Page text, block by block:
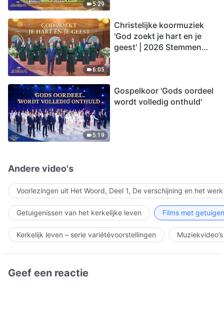
5:29
6:05
Christelijke koormuziek
'God zoekt je hart en je
geest' | 2026 Stemmen
5:19
Gospelkoor 'Gods oordeel
wordt volledig onthuld'
Andere video's
Voorlezingen uit Het Woord, Deel 1, De verschijning en het
Getuigenissen van het kerkelijke leven Films met
Kerkelijk leven – serie variétévoorstellingen Muziekvideo’s
Geef een reactie